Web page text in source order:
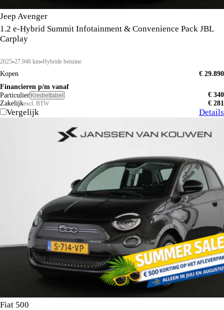
Jeep Avenger
1.2 e-Hybrid Summit Infotainment & Convenience Pack JBL
Carplay
2025 27.946 km Hybride benzine
Kopen
€ 29.890
Financieren p/m vanaf
Particulier Krediettabel
€ 340
Zakelijkexcl. BTW € 281
Vergelijk Details
Fiat 500